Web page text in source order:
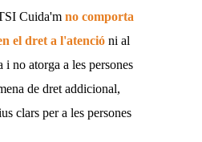
Cuida'mno comporta
el dret a l'atenció ni al
no atorga a les persones
de dret addicional,
clars per a les persones